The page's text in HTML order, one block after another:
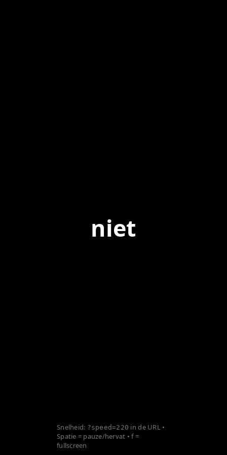
niet
Snelheid: ?speed=220 in de URL •
Spatie = pauze/hervat • f =
fullscreen